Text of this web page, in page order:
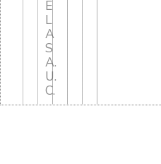
E
L
A
S
A.
U.
C.